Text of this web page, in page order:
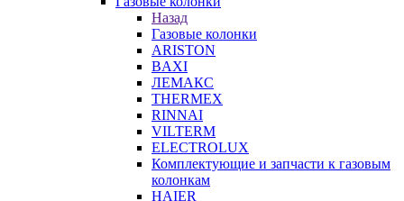
Назад
Газовые колонки
ARISTON
BAXI
ЛЕМАКС
THERMEX
RINNAI
VILTERM
ELECTROLUX
Комплектующие и запчасти к газовым
колонкам
HAIER